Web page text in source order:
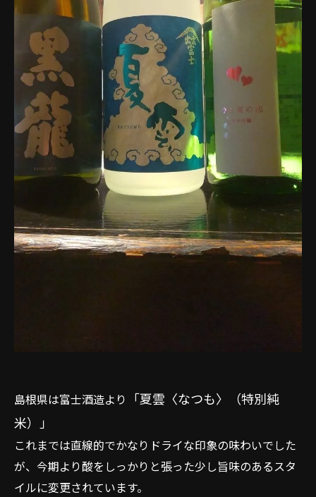
島根県は富士酒造より 「夏雲〈なつも〉（特別純
米）」
これまでは直線的でかなりドライな印象の味わいでした
が、今期より酸をしっかりと張った少し旨味のあるスタ
イルに変更されています。